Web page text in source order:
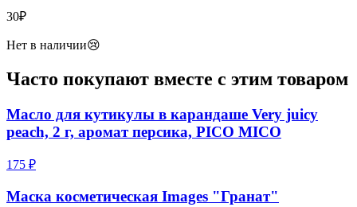
30₽
Нет в наличии😢
Часто покупают вместе с этим товаром
Масло для кутикулы в карандаше Very juicy
peach, 2 г, аромат персика, PICO MICO
175 ₽
Маска косметическая Images "Гранат"